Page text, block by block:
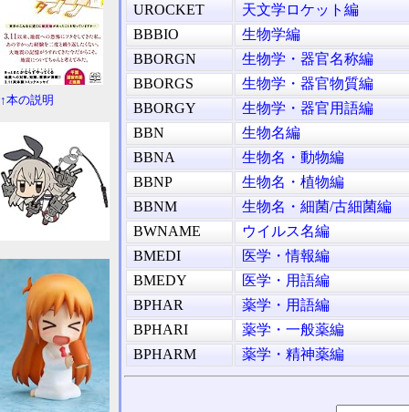
UROCKET
天文学ロケット編
BBBIO
生物学編
BBORGN
生物学・器官名称編
BBORGS
生物学・器官物質編
BBORGY
生物学・器官用語編
BBN
生物名編
BBNA
生物名・動物編
BBNP
生物名・植物編
BBNM
生物名・細菌/古細菌編
BWNAME
ウイルス名編
BMEDI
医学・情報編
BMEDY
医学・用語編
BPHAR
薬学・用語編
BPHARI
薬学・一般薬編
BPHARM
薬学・精神薬編
↑本の説明